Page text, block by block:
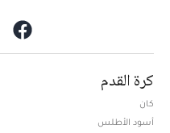
كرة القدم
كان
أسود الأطلس